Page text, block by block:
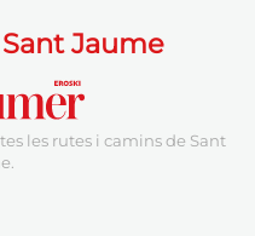
Jaume
les rutes i camins de Sant